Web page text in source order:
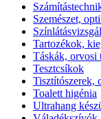
Szemészet,
Tartozékok,
Táskák, orvosi
Tesztcsíkok
Tisztítószerek,
Toalett higénia
Ultrahang